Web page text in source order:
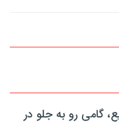
گامی رو به جلو در